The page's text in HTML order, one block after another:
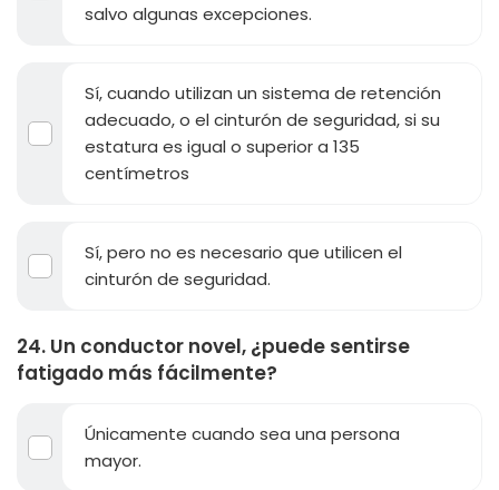
salvo algunas excepciones.
Sí, cuando utilizan un sistema de retención
adecuado, o el cinturón de seguridad, si su
estatura es igual o superior a 135
centímetros
Sí, pero no es necesario que utilicen el
cinturón de seguridad.
24. Un conductor novel, ¿puede sentirse
fatigado más fácilmente?
Únicamente cuando sea una persona
mayor.